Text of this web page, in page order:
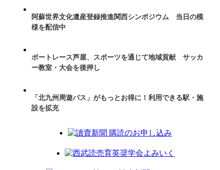
阿蘇世界文化遺産登録推進関西シンポジウム 当日の模
様を配信中
ボートレース芦屋、スポーツを通じて地域貢献 サッカ
ー教室・大会を後押し
「北九州周遊パス」がもっとお得に！利用できる駅・施
設を拡充